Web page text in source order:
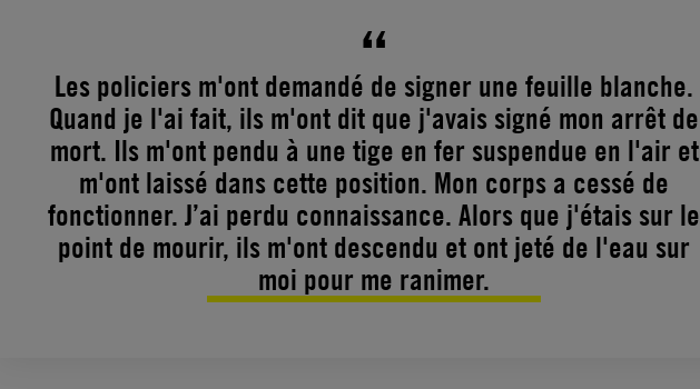
Les policiers m'ont demandé de signer une feuille blanche.
Quand je l'ai fait, ils m'ont dit que j'avais signé mon arrêt de
mort. Ils m'ont pendu à une tige en fer suspendue en l'air et
m'ont laissé dans cette position. Mon corps a cessé de
fonctionner. J’ai perdu connaissance. Alors que j'étais sur le
point de mourir, ils m'ont descendu et ont jeté de l'eau sur
moi pour me ranimer.